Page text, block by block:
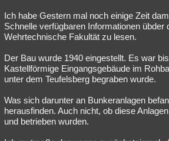
Ich habe Gestern mal noch einige Zeit
Schnelle verfügbaren Informationen übder
Wehrtechnische Fakultät zu lesen.
Der Bau wurde 1940 eingestellt. Es war
Kastellförmige Eingangsgebäude im
unter dem Teufelsberg begraben wurde.
Was sich darunter an Bunkeranlagen
herausfinden. Auch nicht, ob diese
und betrieben wurden.